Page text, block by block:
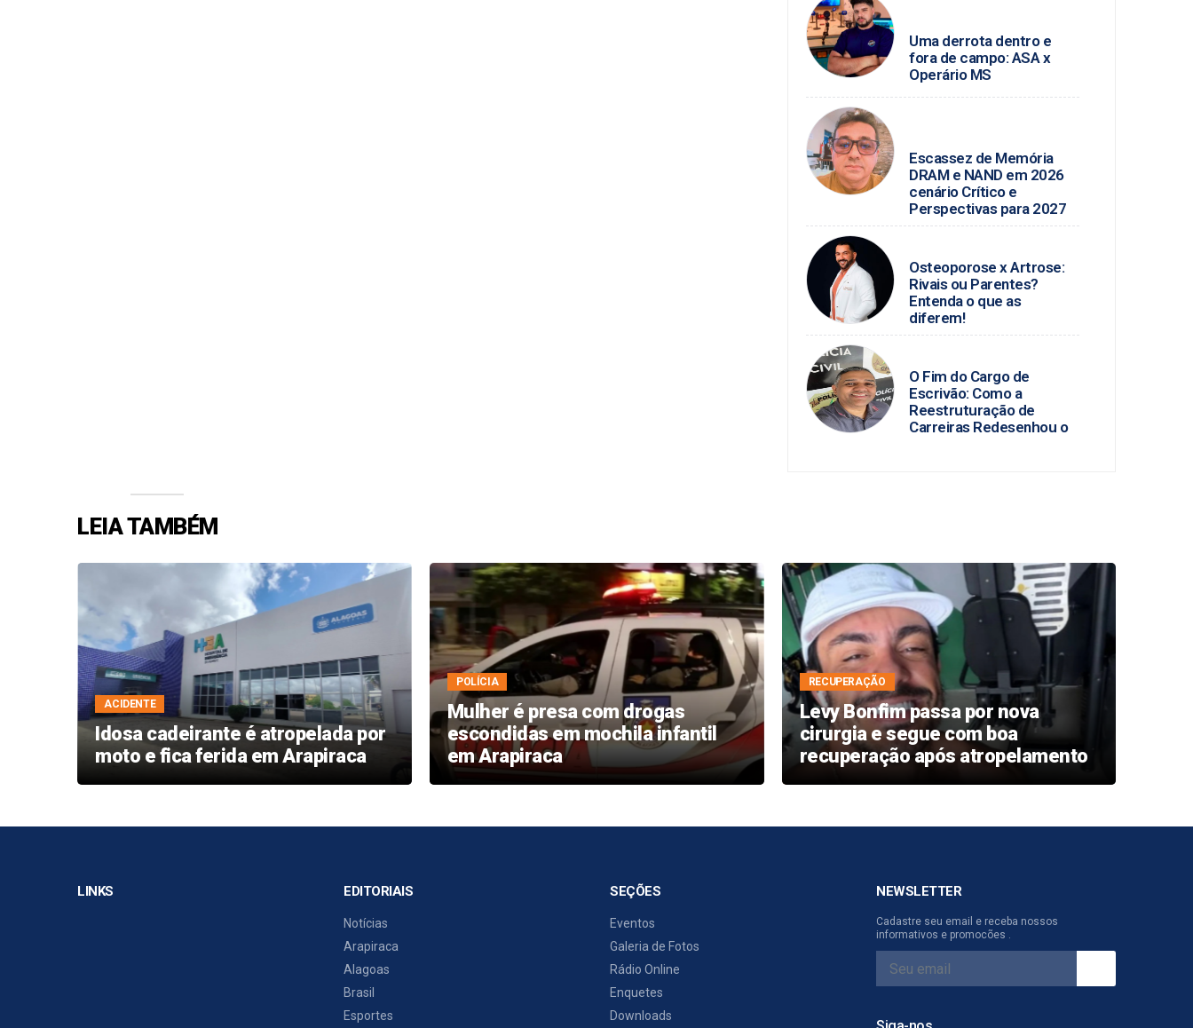
Uma derrota dentro e
fora de campo: ASA x
Operário MS
Escassez de Memória
DRAM e NAND em 2026
cenário Crítico e
Perspectivas para 2027
Osteoporose x Artrose:
Rivais ou Parentes?
Entenda o que as
diferem!
O Fim do Cargo de
Escrivão: Como a
Reestruturação de
Carreiras Redesenhou o
LEIA TAMBÉM
ACIDENTE
Idosa cadeirante é atropelada por
moto e fica ferida em Arapiraca
POLÍCIA
Mulher é presa com drogas
escondidas em mochila infantil
em Arapiraca
RECUPERAÇÃO
Levy Bonfim passa por nova
cirurgia e segue com boa
recuperação após atropelamento
LINKS EDITORIAIS
Notícias
Arapiraca
Alagoas
Brasil
Esportes
SEÇÕES
Eventos
Galeria de Fotos
Rádio Online
Enquetes
Downloads
NEWSLETTER
Cadastre seu email e receba nossos
informativos e promocões .